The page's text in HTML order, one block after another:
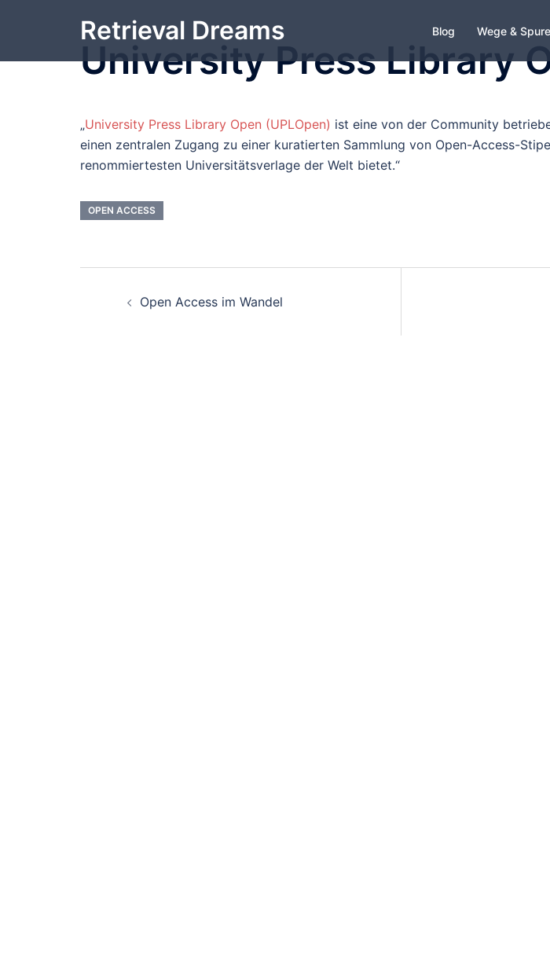
Retrieval Dreams Blog Wege &
University Press Library
„University Press Library Open (UPLOpen) ist eine von der Community
einen zentralen Zugang zu einer kuratierten Sammlung von Open-Access-
renommiertesten Universitätsverlage der Welt bietet.“
OPEN ACCESS
Open Access im Wandel